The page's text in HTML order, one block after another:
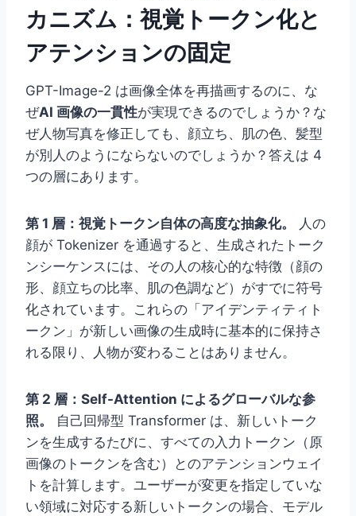
カニズム：視覚トークン化と
アテンションの固定
GPT-Image-2 は画像全体を再描画するのに、な
ぜAI 画像の一貫性が実現できるのでしょうか？な
ぜ人物写真を修正しても、顔立ち、肌の色、髪型
が別人のようにならないのでしょうか？答えは 4
つの層にあります。
第 1 層：視覚トークン自体の高度な抽象化。
人の
顔が Tokenizer を通過すると、生成されたトーク
ンシーケンスには、その人の核心的な特徴（顔の
形、顔立ちの比率、肌の色調など）がすでに符号
化されています。これらの「アイデンティティト
ークン」が新しい画像の生成時に基本的に保持さ
れる限り、人物が変わることはありません。
第 2 層：Self-Attention によるグローバルな参
照。
自己回帰型 Transformer は、新しいトーク
ンを生成するたびに、すべての入力トークン（原
画像のトークンを含む）とのアテンションウェイ
トを計算します。ユーザーが変更を指定していな
い領域に対応する新しいトークンの場合、モデル